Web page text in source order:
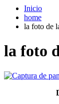
Inicio
home
la foto de
la foto